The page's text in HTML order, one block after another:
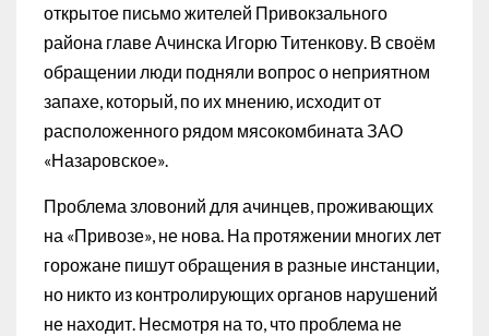
открытое письмо жителей Привокзального
района главе Ачинска Игорю Титенкову. В своём
обращении люди подняли вопрос о неприятном
запахе, который, по их мнению, исходит от
расположенного рядом мясокомбината ЗАО
«Назаровское».
Проблема зловоний для ачинцев, проживающих
на «Привозе», не нова. На протяжении многих лет
горожане пишут обращения в разные инстанции,
но никто из контролирующих органов нарушений
не находит. Несмотря на то, что проблема не